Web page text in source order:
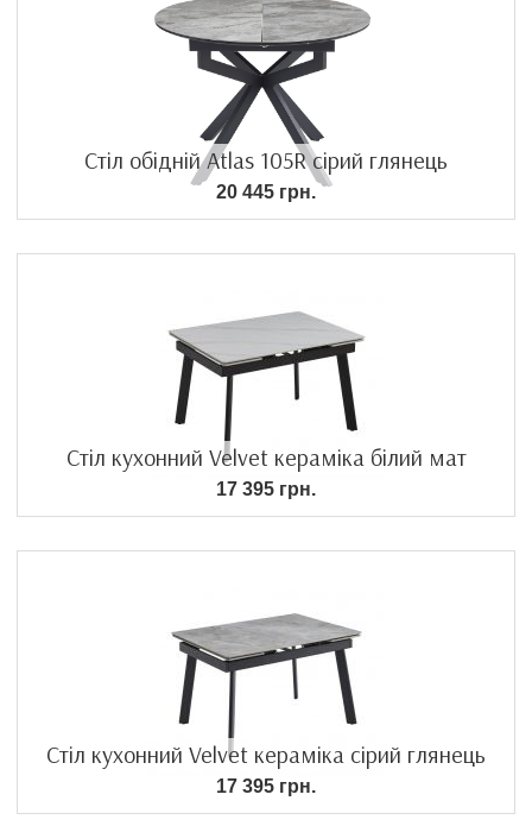
Стіл обідній Atlas 105R сірий глянець
20 445 грн.
Стіл кухонний Velvet кераміка білий мат
17 395 грн.
Стіл кухонний Velvet кераміка сірий глянець
17 395 грн.